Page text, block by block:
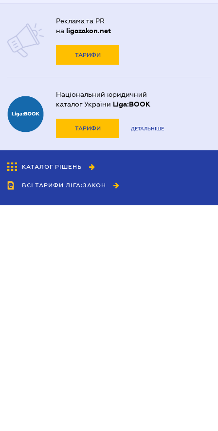
Реклама та PR
на ligazakon.net
ТАРИФИ
Національний юридичний
каталог України Liga:BOOK
ТАРИФИ ДЕТАЛЬНІШЕ
КАТАЛОГ РІШЕНЬ
ВСІ ТАРИФИ ЛІГА:ЗАКОН